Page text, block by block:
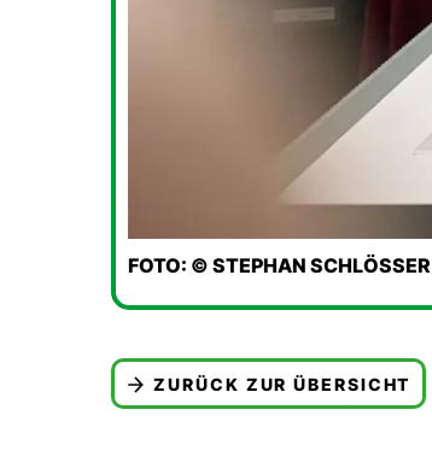
FOTO: © STEPHAN SCHLÖSSER
ZURÜCK ZUR ÜBERSICHT